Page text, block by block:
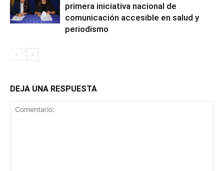
primera iniciativa nacional de
comunicación accesible en salud y
periodismo
DEJA UNA RESPUESTA